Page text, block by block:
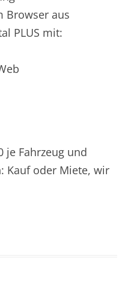
Browser aus
PLUS mit:
je Fahrzeug und
Kauf oder Miete, wir